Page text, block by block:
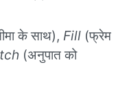
के साथ), Fill (फ्रेम
(अनुपात को